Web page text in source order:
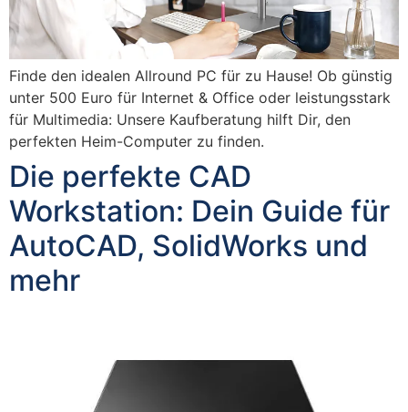
Finde den idealen Allround PC für zu Hause! Ob günstig
unter 500 Euro für Internet & Office oder leistungsstark
für Multimedia: Unsere Kaufberatung hilft Dir, den
perfekten Heim-Computer zu finden.
Die perfekte CAD
Workstation: Dein Guide für
AutoCAD, SolidWorks und
mehr